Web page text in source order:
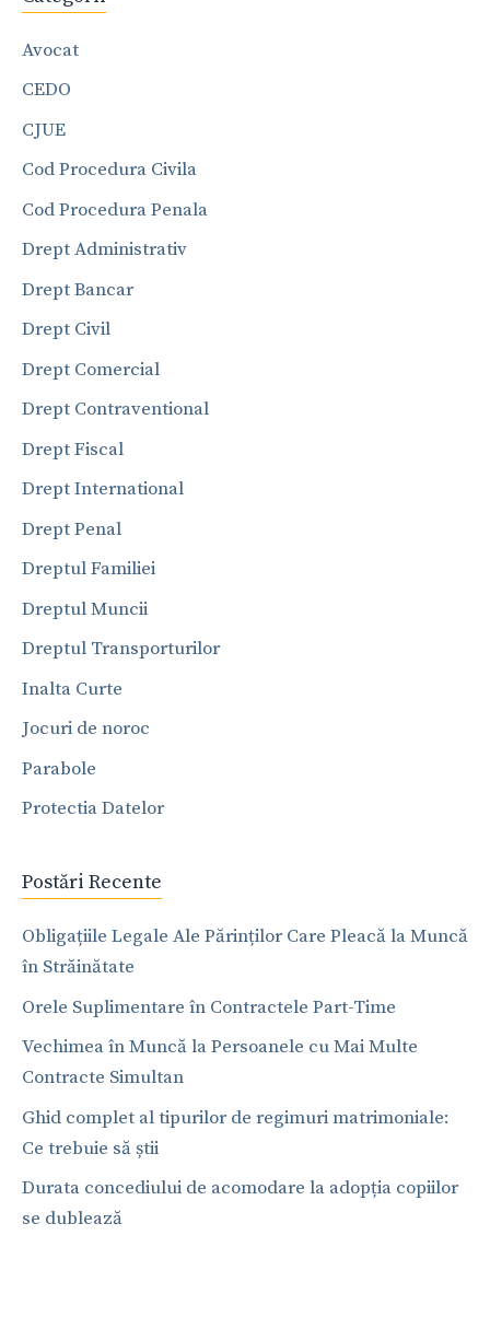
Avocat
CEDO
CJUE
Cod Procedura Civila
Cod Procedura Penala
Drept Administrativ
Drept Bancar
Drept Civil
Drept Comercial
Drept Contraventional
Drept Fiscal
Drept International
Drept Penal
Dreptul Familiei
Dreptul Muncii
Dreptul Transporturilor
Inalta Curte
Jocuri de noroc
Parabole
Protectia Datelor
Postări Recente
Obligațiile Legale Ale Părinților Care Pleacă la Muncă
în Străinătate
Orele Suplimentare în Contractele Part-Time
Vechimea în Muncă la Persoanele cu Mai Multe
Contracte Simultan
Ghid complet al tipurilor de regimuri matrimoniale:
Ce trebuie să știi
Durata concediului de acomodare la adopția copiilor
se dublează